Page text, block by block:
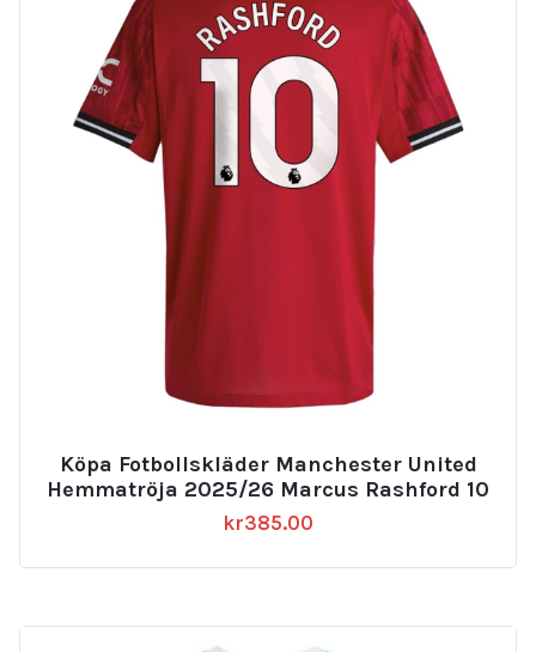
Köpa Fotbollskläder Manchester United
Hemmatröja 2025/26 Marcus Rashford 10
kr385.00